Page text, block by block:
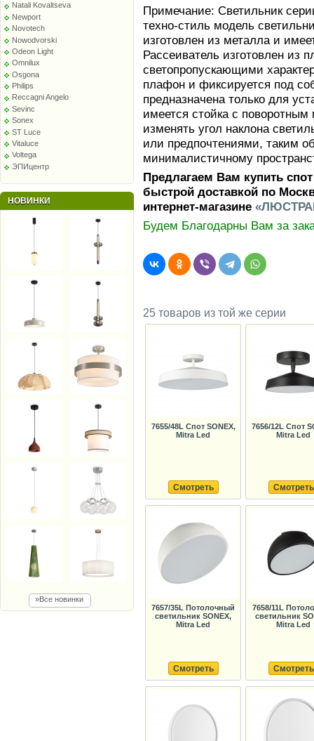
Natali Kovaltseva
Newport
Novotech
Nowodvorski
Odeon Light
Omnilux
Osgona
Philips
Reccagni Angelo
Sevinc
Sonex
ST Luce
Vitaluce
Voltega
ЭПИцентр
НОВИНКИ
»Все новинки
Примечание: Светильник
техно-стиль модель
изготовлен из металла и
Рассеиватель изготовлен из
светопропускающими
плафон и фиксируется под
предназначена только для
имеется стойка с
изменять угол наклона
или предпочтениями, таким
минималистичному
Предлагаем Вам купить
быстрой доставкой по
интернет-магазине
Будем Благодарны Вам за
25 товаров из той же серии
7655/48L Спот SONEX,
Mitra Led
Смотреть
7656/12L Спот
Mitra Led
Смотреть
7657/35L Потолочный
светильник SONEX,
Mitra Led
Смотреть
7658/11L
светильник
Mitra Led
Смотреть